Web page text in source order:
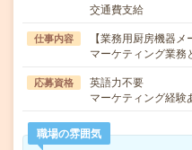
交通費支給
仕事内容
【業務用厨房機器
マーケティング業
応募資格
英語力不要
マーケティング経験
職場の雰囲気